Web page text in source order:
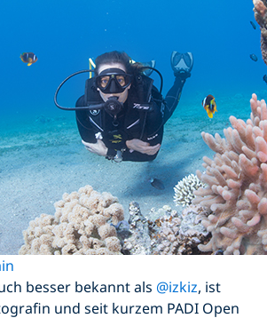
besser bekannt als @izkiz, ist
und seit kurzem PADI Open